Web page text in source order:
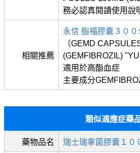
務必認真閱讀使用說
相關推薦
永信 脂福膠囊３００
（GEMD
(GEMFIBROZIL)
適用於高酯血症
主要成分
類似適應症藥
藥物品名 瑞士瑞拿菌膠囊１０